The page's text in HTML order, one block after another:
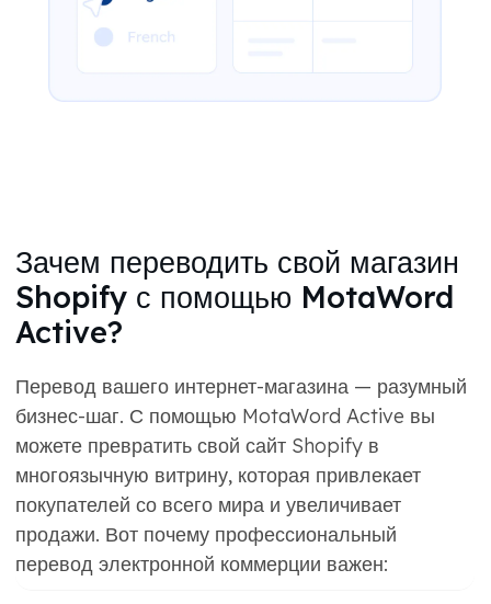
Зачем переводить свой магазин
Shopify с помощью MotaWord
Active?
Перевод вашего интернет-магазина — разумный
бизнес-шаг. С помощью MotaWord Active вы
можете превратить свой сайт Shopify в
многоязычную витрину, которая привлекает
покупателей со всего мира и увеличивает
продажи. Вот почему профессиональный
перевод электронной коммерции важен: